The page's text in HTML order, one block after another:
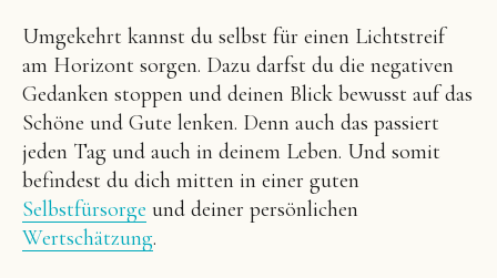
Umgekehrt kannst du selbst für einen Lichtstreif
am Horizont sorgen. Dazu darfst du die negativen
Gedanken stoppen und deinen Blick bewusst auf das
Schöne und Gute lenken. Denn auch das passiert
jeden Tag und auch in deinem Leben. Und somit
befindest du dich mitten in einer guten
Selbstfürsorge und deiner persönlichen
Wertschätzung.